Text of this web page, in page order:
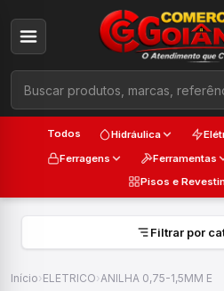
Todos Hidráulica
Ferragens
Ferramentas
Pisos e
Filtrar por
Início›ELETRICO›ANILHA 0,75-1,5MM E